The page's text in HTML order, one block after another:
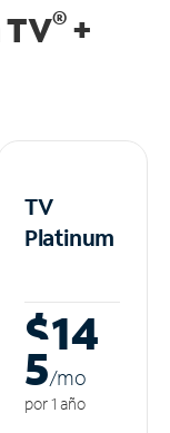
TV®+
TV
Platinum
$14
5/mo
por 1 año